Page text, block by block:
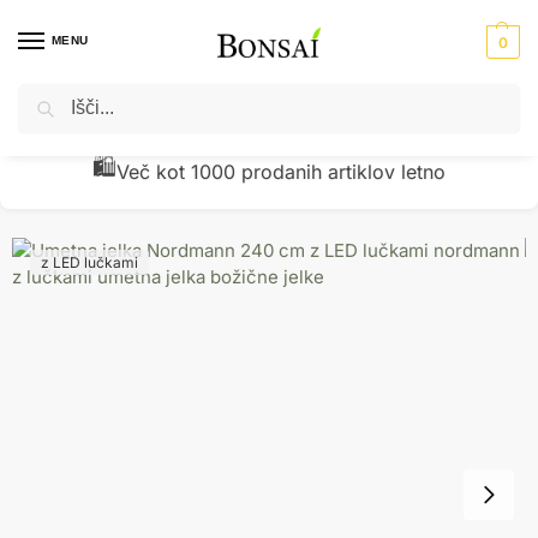
MENU 0
Domov / Umetne jelke - novoletne jelke - božična drevesa
🧾Preverjena kakovost z vračili pod 1 %
z LED lučkami